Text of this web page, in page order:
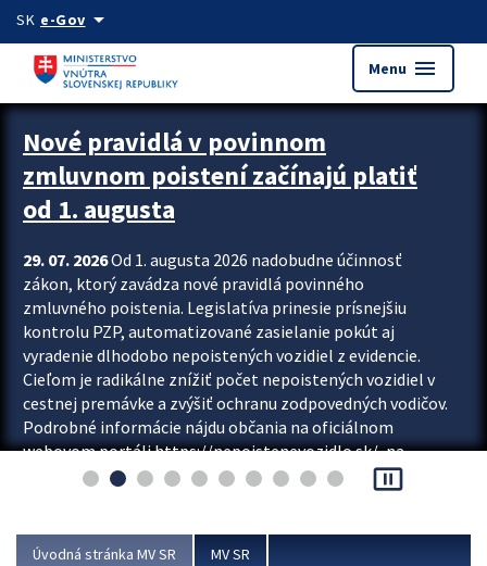
Preskocit na hlavný obsah
SK e-Govarrow_drop_down
Menu menu
Zastavit automatický posun upútavok
Nové pravidlá v povinnom
zmluvnom poistení začínajú platiť
od 1. augusta
29. 07. 2026Od 1. augusta 2026 nadobudne účinnosť
zákon, ktorý zavádza nové pravidlá povinného
zmluvného poistenia. Legislatíva prinesie prísnejšiu
kontrolu PZP, automatizované zasielanie pokút aj
vyradenie dlhodobo nepoistených vozidiel z evidencie.
Cieľom je radikálne znížiť počet nepoistených vozidiel v
cestnej premávke a zvýšiť ochranu zodpovedných vodičov.
Podrobné informácie nájdu občania na oficiálnom
webovom portáli https://nepoistenevozidlo.sk/, na
ktorom od augusta pribudne aj možnosť overiť si...
pause_presentation
Úvodná stránka MV SR MV SR